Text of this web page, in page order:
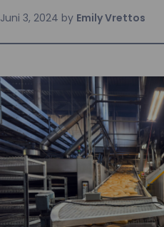
Juni 3, 2024 by Emily Vrettos